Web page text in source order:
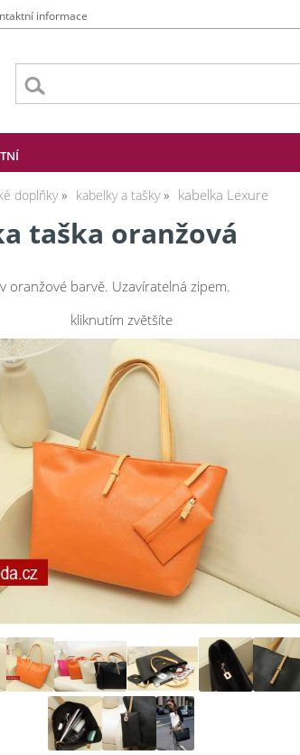
informace
doplňky kabelky a tašky kabelka Lexure
taška oranžová
oranžové barvě. Uzavíratelná zipem.
kliknutím zvětšíte